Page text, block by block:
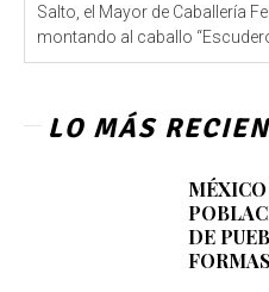
Salto, el Mayor de Caballería
montando al caballo “Escudero
LO MÁS
DE